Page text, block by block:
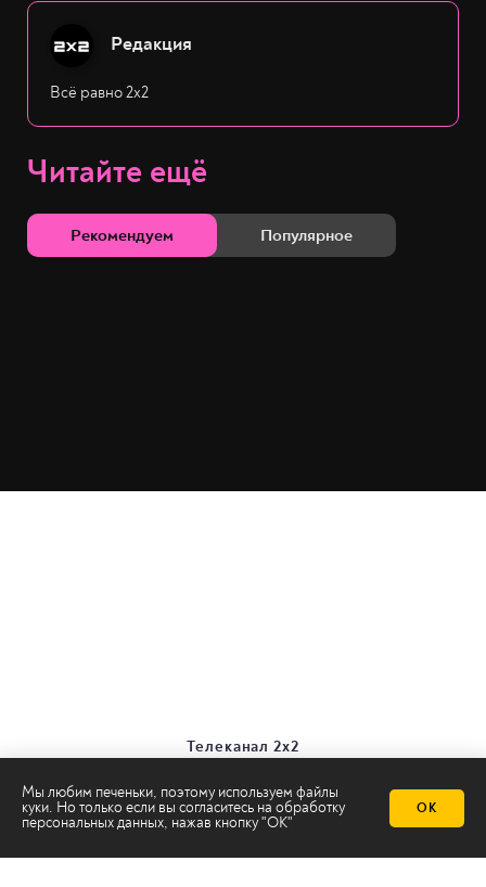
Редакция
Всё равно 2х2
Читайте ещё
Рекомендуем Популярное
Мы любим печеньки, поэтому используем файлы
куки. Но только если вы согласитесь на обработку
персональных данных, нажав кнопку "ОК"
ОК
Телеканал 2х2
Все авторы
Все темы